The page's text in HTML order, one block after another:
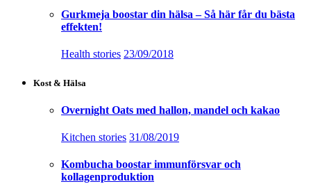
Gurkmeja boostar din hälsa – Så här får du bästa
effekten!
Health stories 23/09/2018
Kost & Hälsa
Overnight Oats med hallon, mandel och kakao
Kitchen stories 31/08/2019
Kombucha boostar immunförsvar och
kollagenproduktion